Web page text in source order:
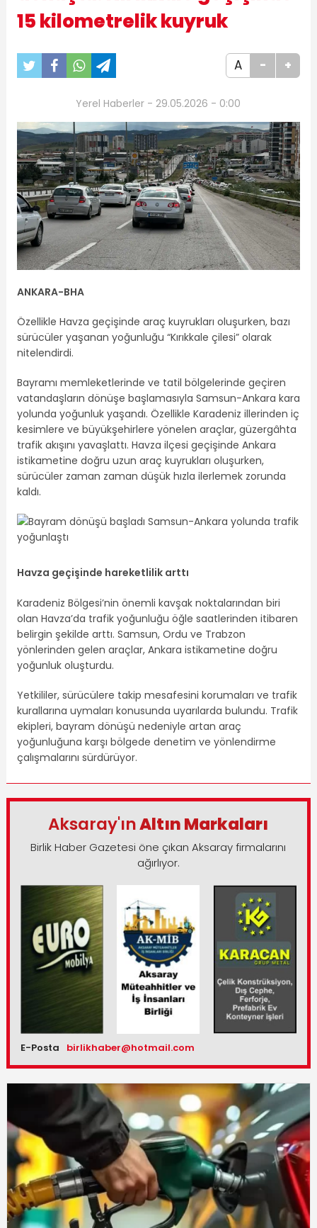
15 kilometrelik kuyruk
A - +
Yerel Haberler - 29.05.2026 - 0:00
ANKARA-BHA
Özellikle Havza geçişinde araç kuyrukları oluşurken, bazı
sürücüler yaşanan yoğunluğu “Kırıkkale çilesi” olarak
nitelendirdi.
Bayramı memleketlerinde ve tatil bölgelerinde geçiren
vatandaşların dönüşe başlamasıyla Samsun-Ankara kara
yolunda yoğunluk yaşandı. Özellikle Karadeniz illerinden iç
kesimlere ve büyükşehirlere yönelen araçlar, güzergâhta
trafik akışını yavaşlattı. Havza ilçesi geçişinde Ankara
istikametine doğru uzun araç kuyrukları oluşurken,
sürücüler zaman zaman düşük hızla ilerlemek zorunda
kaldı.
Havza geçişinde hareketlilik arttı
Karadeniz Bölgesi’nin önemli kavşak noktalarından biri
olan Havza’da trafik yoğunluğu öğle saatlerinden itibaren
belirgin şekilde arttı. Samsun, Ordu ve Trabzon
yönlerinden gelen araçlar, Ankara istikametine doğru
yoğunluk oluşturdu.
Yetkililer, sürücülere takip mesafesini korumaları ve trafik
kurallarına uymaları konusunda uyarılarda bulundu. Trafik
ekipleri, bayram dönüşü nedeniyle artan araç
yoğunluğuna karşı bölgede denetim ve yönlendirme
çalışmalarını sürdürüyor.
Aksaray'ınAltın Markaları
Birlik Haber Gazetesi öne çıkan Aksaray firmalarını
ağırlıyor.
E-Posta birlikhaber@hotmail.com